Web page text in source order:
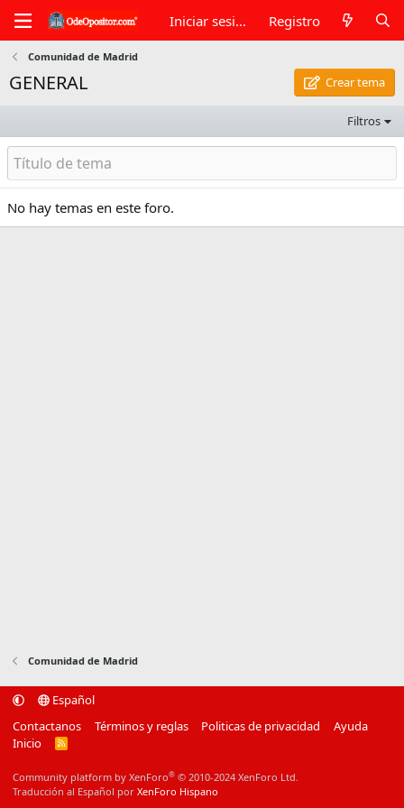
Iniciar sesión Registro
Comunidad de Madrid
GENERAL Crear tema
Filtros
No hay temas en este foro.
Comunidad de Madrid
Español
Contactanos
Términos y reglas Politicas de privacidad
Ayuda
Inicio
R
Community platform by XenForo® © 2010-2024 XenForo Ltd.
Traducción al Español por XenForo Hispano